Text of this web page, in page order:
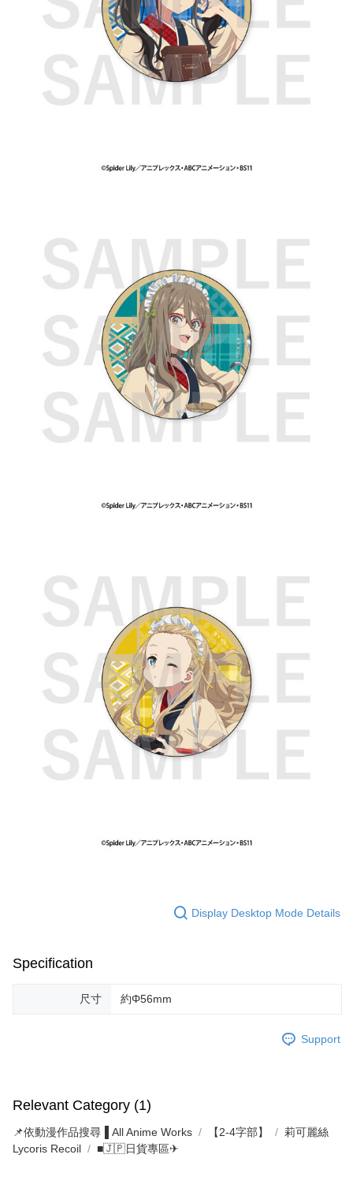
Display Desktop Mode Details
Specification
尺寸 約Φ56mm
Support
Relevant Category (1)
📌依動漫作品搜尋▐ All Anime Works 【2-4字部】
莉可麗絲
Lycoris Recoil
■🇯🇵日貨專區✈